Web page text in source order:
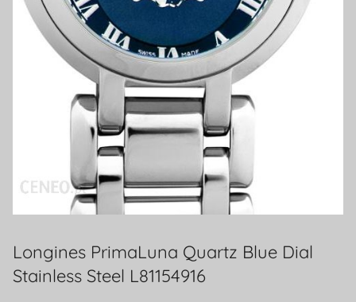
Longines PrimaLuna Quartz Blue Dial
Stainless Steel L81154916